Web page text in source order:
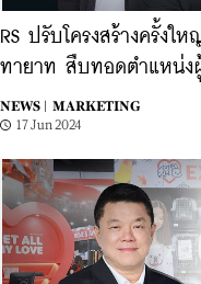
RS ปรับโครงสร้างครั้งใ
ทายาท สืบทอดตำแหน่ง
NEWS |
MARKETING
17 Jun 2024